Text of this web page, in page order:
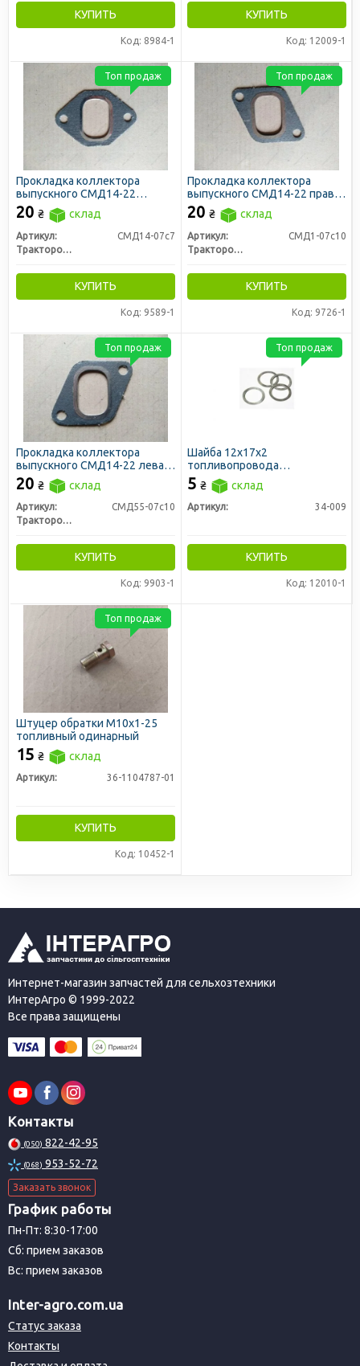
КУПИТЬ
Код: 8984-1
КУПИТЬ
Код: 12009-1
Прокладка коллектора
выпускного СМД14-22
средняя (пр-во ЛЗТД)
20 ₴ склад
Артикул:
СМД14-07с7
Трактородеталь г. Лозовая
КУПИТЬ
Код: 9589-1
Топ продаж
Прокладка коллектора
выпускного СМД14-22 правая
(пр-во ЛЗТД)
20 ₴ склад
Артикул:
СМД1-07с10
Трактородеталь г. Лозовая
КУПИТЬ
Код: 9726-1
Топ продаж
Прокладка коллектора
выпускного СМД14-22 левая
(пр-во ЛЗТД)
20 ₴ склад
Артикул:
СМД55-07с10
Трактородеталь г. Лозовая
КУПИТЬ
Код: 9903-1
Топ продаж
Шайба 12х17х2
топливопровода
алюминиевая
5 ₴ склад
Артикул: 34-009
КУПИТЬ
Код: 12010-1
Топ продаж
Штуцер обратки М10х1-25
топливный одинарный
15 ₴ склад
Артикул: 36-1104787-01
КУПИТЬ
Код: 10452-1
Топ продаж
Интернет-магазин запчастей для сельхозтехники
ИнтерАгро © 1999-2022
Все права защищены
Контакты
(050) 822-42-95
(068) 953-52-72
Заказать звонок
График работы
Пн-Пт: 8:30-17:00
Сб: прием заказов
Вс: прием заказов
Inter-agro.com.ua
Статус заказа
Контакты